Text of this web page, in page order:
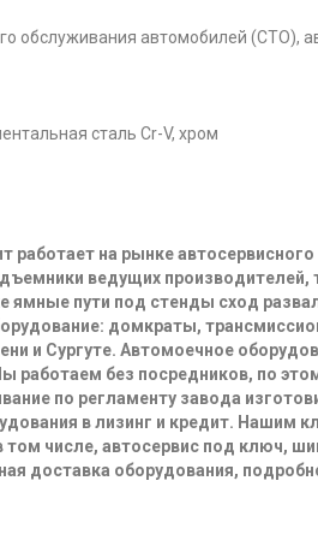
обслуживания автомобилей (СТО),
сталь Cr-V, хром
работает на рынке
ведущих производителей,
ямные пути под стенды сход
домкраты,
и Сургуте. Автомоечное
работаем без посредников, по
по регламенту завода
в лизинг и кредит.
том числе, автосервис под ключ,
доставка оборудования,